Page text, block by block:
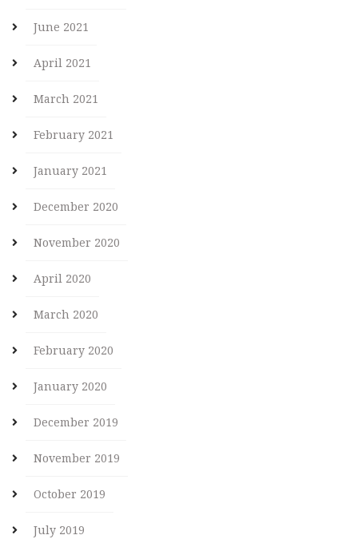
June 2021
April 2021
March 2021
February 2021
January 2021
December 2020
November 2020
April 2020
March 2020
February 2020
January 2020
December 2019
November 2019
October 2019
July 2019